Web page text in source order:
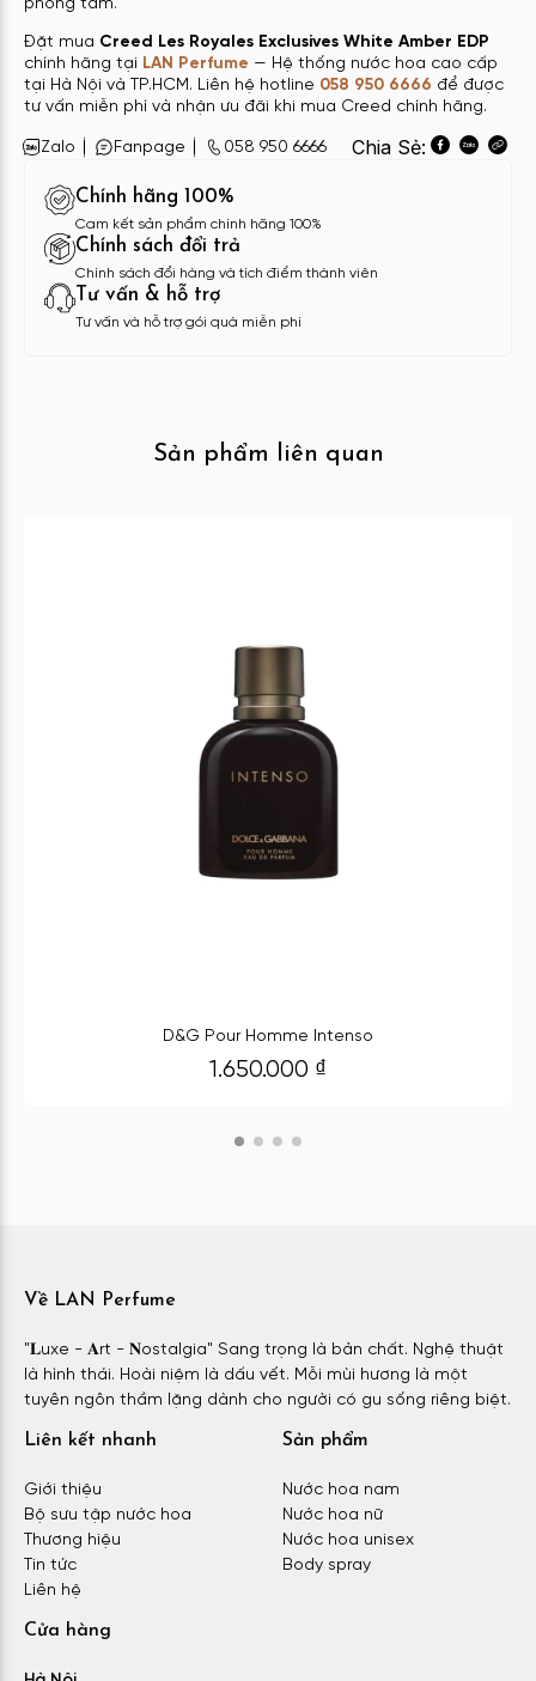
phòng tắm.
Đặt mua Creed Les Royales Exclusives White Amber EDP
chính hãng tại LAN Perfume — Hệ thống nước hoa cao cấp
tại Hà Nội và TP.HCM. Liên hệ hotline 058 950 6666 để được
tư vấn miễn phí và nhận ưu đãi khi mua Creed chính hãng.
Zalo Fanpage 058 950 6666 Chia Sẻ:
Chính hãng 100%
Cam kết sản phẩm chính hãng 100%
Chính sách đổi trả
Chính sách đổi hàng và tích điểm thành viên
Tư vấn & hỗ trợ
Tư vấn và hỗ trợ gói quà miễn phí
Sản phẩm liên quan
D&G Pour Homme Intenso
1.650.000 ₫
Về LAN Perfume
"𝐋uxe - 𝐀rt - 𝐍ostalgia" Sang trọng là bản chất. Nghệ thuật
là hình thái. Hoài niệm là dấu vết. Mỗi mùi hương là một
tuyên ngôn thầm lặng dành cho người có gu sống riêng biệt.
Liên kết nhanh
Giới thiệu
Bộ sưu tập nước hoa
Thương hiệu
Tin tức
Liên hệ
Sản phẩm
Nước hoa nam
Nước hoa nữ
Nước hoa unisex
Body spray
Cửa hàng